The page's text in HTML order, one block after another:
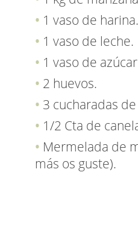
1 vaso de harina.
1 vaso de leche.
1 vaso de
2 huevos.
3 cucharadas
1/2 Cta de
Mermelada de
más os guste).